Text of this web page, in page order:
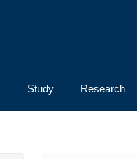
Study Research